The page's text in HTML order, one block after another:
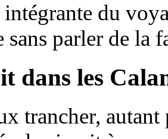
du
sans parler de la
dans les
trancher, autant